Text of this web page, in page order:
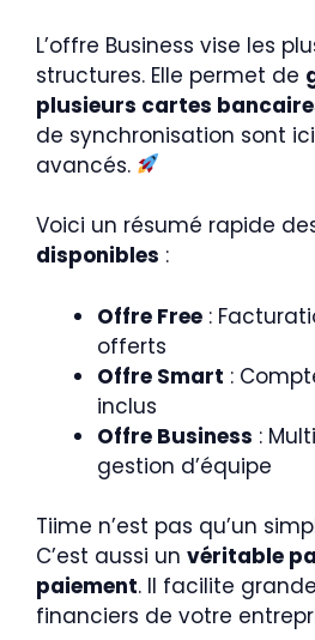
L’offre Business vise les
structures. Elle permet de
plusieurs cartes
de synchronisation sont
avancés.
Voici un résumé rapide
disponibles :
Offre Free :
offerts
Offre Smart :
inclus
Offre Business :
gestion d’équipe
Tiime n’est pas qu’un
C’est aussi un véritable
paiement. Il facilite
financiers de votre